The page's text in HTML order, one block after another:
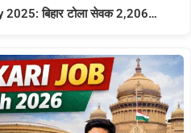
बिहार टोला सेवक 2,206…